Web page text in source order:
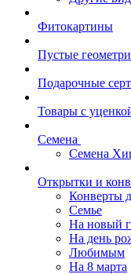
Фитокартины
Пустые
Подарочные
Товары с
Семена
Семена
Открытки и
Конверты
Семье
На новый
На день
Любимым
На 8 марта